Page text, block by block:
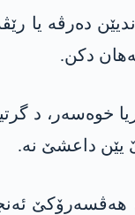
دەرڤە یا
دکن.
یێن داعشێ نە.
هەڤسەرۆکێ